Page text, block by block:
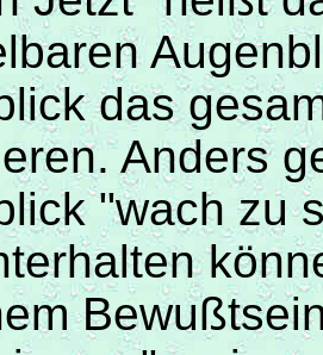
das
Anders
"wach zu